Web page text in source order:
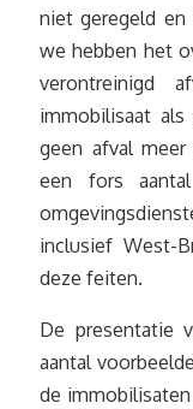
niet geregeld
we hebben het
verontreinigd
immobilisaat
geen afval
een fors
inclusief West-
deze feiten.
De presentatie
aantal
de